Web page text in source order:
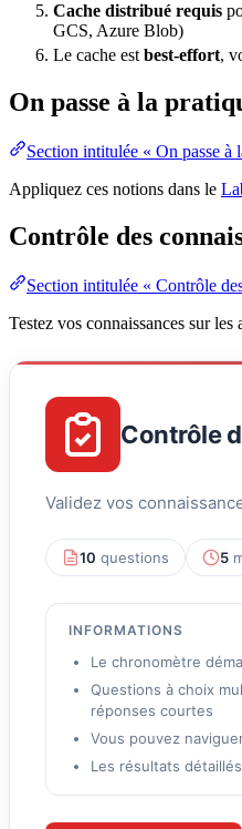
Cache distribué requis
GCS, Azure Blob)
Le cache est best-effort,
On passe à la
Section intitulée « On passe à
Appliquez ces notions dans le
Contrôle des
Section intitulée « Contrôle
Testez vos connaissances sur les
Contrôle
Validez vos
10 questions 5
INFORMATIONS
Le chronomètre
Questions à choix
réponses courtes
Vous pouvez
Les résultats